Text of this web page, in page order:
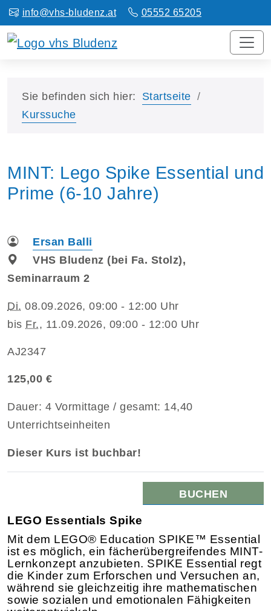
info@vhs-bludenz.at 05552 65205
Sie befinden sich hier:
Startseite
Kurssuche
MINT: Lego Spike Essential und
Prime (6-10 Jahre)
Ersan Balli
VHS Bludenz (bei Fa. Stolz),
Seminarraum 2
Di. 08.09.2026, 09:00 - 12:00 Uhr
bis Fr., 11.09.2026, 09:00 - 12:00 Uhr
AJ2347
125,00 €
Dauer: 4 Vormittage / gesamt: 14,40
Unterrichtseinheiten
Dieser Kurs ist buchbar!
BUCHEN
LEGO Essentials Spike
Mit dem LEGO® Education SPIKE™ Essential
ist es möglich, ein fächerübergreifendes MINT-
Lernkonzept anzubieten. SPIKE Essential regt
die Kinder zum Erforschen und Versuchen an,
während sie gleichzeitig ihre mathematischen
sowie sozialen und emotionalen Fähigkeiten